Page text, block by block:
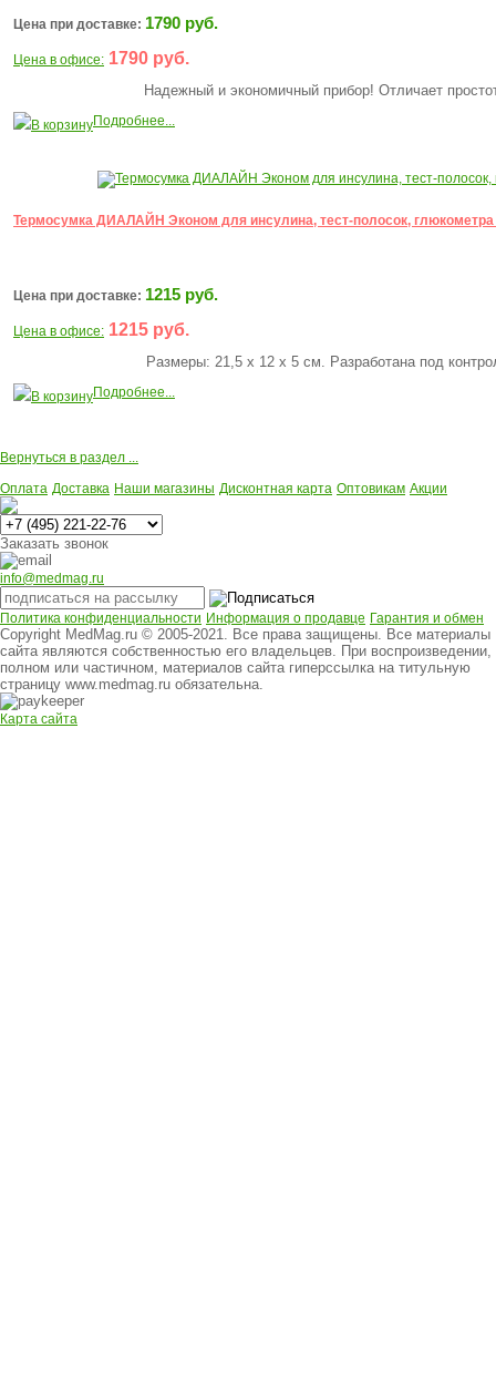
Цена при доставке: 1790 руб.
Цена в офисе: 1790 руб.
Надежный и экономичный прибор! Отличает
В корзинуПодробнее...
Термосумка ДИАЛАЙН Эконом для инсулина, тест-полосок, глюкометра
Цена при доставке: 1215 руб.
Цена в офисе: 1215 руб.
Размеры: 21,5 х 12 х 5 см. Разработана под
В корзинуПодробнее...
Вернуться в раздел ...
Оплата Доставка Наши магазины Дисконтная карта Оптовикам Акции
Заказать звонок
info@medmag.ru
Политика конфиденциальности Информация о продавце Гарантия и обмен
Copyright MedMag.ru © 2005-2021. Все права защищены. Все материалы
сайта являются собственностью его владельцев. При воспроизведении,
полном или частичном, материалов сайта гиперссылка на титульную
страницу www.medmag.ru обязательна.
Карта сайта